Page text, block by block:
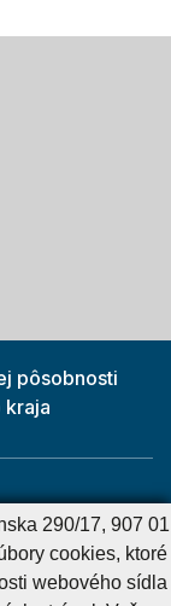
pôsobnosti
kraja
290/17, 907 01
cookies, ktoré
webového sídla